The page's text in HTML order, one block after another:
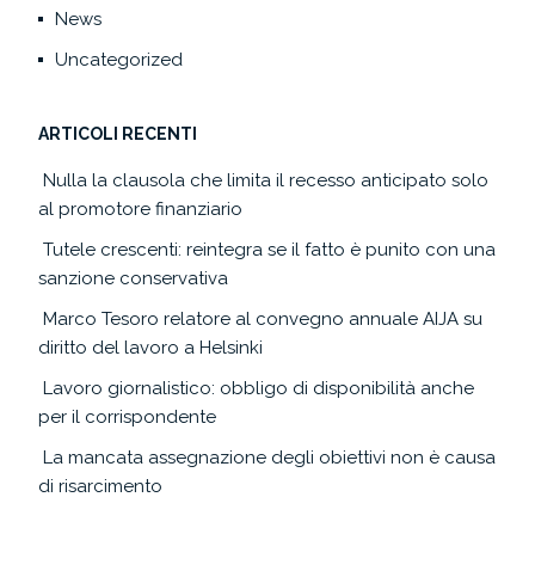
News
Uncategorized
ARTICOLI RECENTI
Nulla la clausola che limita il recesso anticipato solo
al promotore finanziario
Tutele crescenti: reintegra se il fatto è punito con una
sanzione conservativa
Marco Tesoro relatore al convegno annuale AIJA su
diritto del lavoro a Helsinki
Lavoro giornalistico: obbligo di disponibilità anche
per il corrispondente
La mancata assegnazione degli obiettivi non è causa
di risarcimento